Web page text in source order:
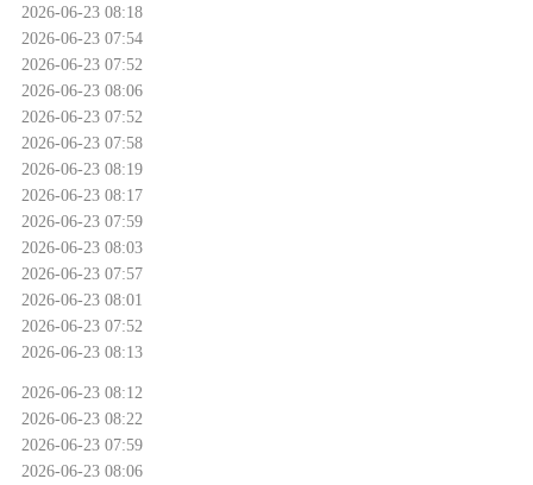
2026-06-23 08:18
2026-06-23 07:54
2026-06-23 07:52
2026-06-23 08:06
2026-06-23 07:52
2026-06-23 07:58
2026-06-23 08:19
2026-06-23 08:17
2026-06-23 07:59
2026-06-23 08:03
2026-06-23 07:57
2026-06-23 08:01
2026-06-23 07:52
2026-06-23 08:13
2026-06-23 08:12
2026-06-23 08:22
2026-06-23 07:59
2026-06-23 08:06